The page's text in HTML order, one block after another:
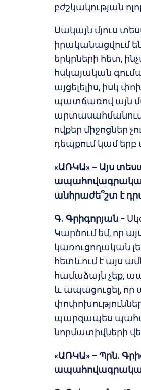
բժշկակության
Սակայն մյուս
իրականացվում
երկրների հետ,
հսկայական
այցելելիս, իսկ
պատճառով այն
արտասահմանում՝
ովքեր միջոցներ
դեպքում կամ երբ
«ԱՌԿԱ» – Այս
ապահովագրական
անհրաժե՞շտ է
Գ. Գրիգորյան –
Կարծում եմ, որ
կառուցողական
հետևում է այս
համաձայն չեք,
և ապացուցել,
պարզապես
նորմատիվների
«ԱՌԿԱ» – Պրն.
ապահովագրական